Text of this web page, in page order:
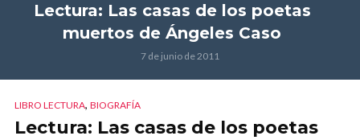
Lectura: Las casas de los poetas
muertos de Ángeles Caso
7 de junio de 2011
LIBRO LECTURA, BIOGRAFÍA
Lectura: Las casas de los poetas